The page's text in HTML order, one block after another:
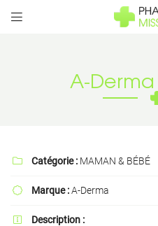

Adresse email de réception
A-
 Catégorie : MAMAN & BÉBÉ
 Marque :A-Derma

Description :